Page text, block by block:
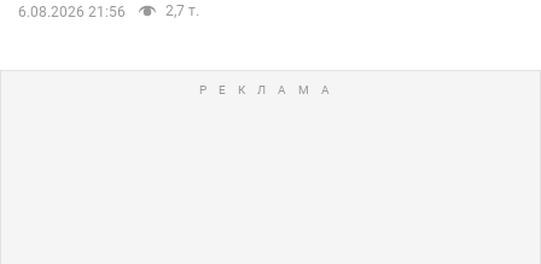
6.08.2026 21:56 2,7 т.